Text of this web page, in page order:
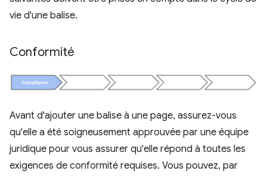
vie d'une balise.
Conformité
Avant d'ajouter une balise à une page, assurez-vous
qu'elle a été soigneusement approuvée par une équipe
juridique pour vous assurer qu'elle répond à toutes les
exigences de conformité requises. Vous pouvez, par